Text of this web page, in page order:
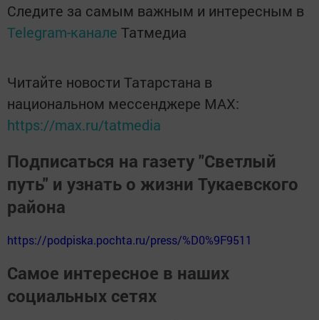
Следите за самым важным и интересным в
Telegram-канале Татмедиа
Читайте новости Татарстана в
национальном мессенджере MАХ:
https://max.ru/tatmedia
Подписаться на газету "Светлый
путь" и узнать о жизни Тукаевского
района
https://podpiska.pochta.ru/press/%D0%9F9511
Самое интересное в наших
социальных сетях